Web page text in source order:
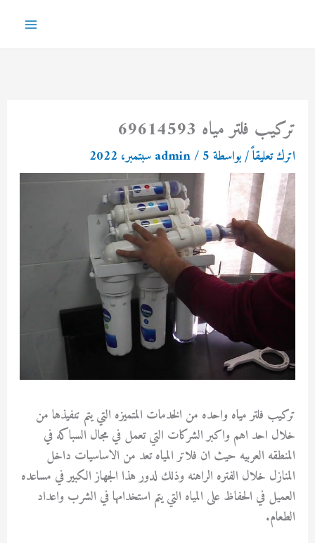
المحتوى
تركيب فلتر مياه 69614593
اترك تعليقاً/ بواسطة admin/5 سبتمبر، 2022
تركيب فلتر مياه واحده من الخدمات المتميزه التي يتم تنفيذها من
خلال احد اهم واكبر الشركات التي تعمل في مجال السباكه في
المنطقه العربيه حيث ان فلاتر المياه تعد من الاساسيات داخل
المنازل خلال الفتره الراهنه وذلك لدور هذا الجهاز الكبير في مساعده
العميل في الحفاظ على المياه التي يتم استخدامها في الشرب واعداد
الطعام.